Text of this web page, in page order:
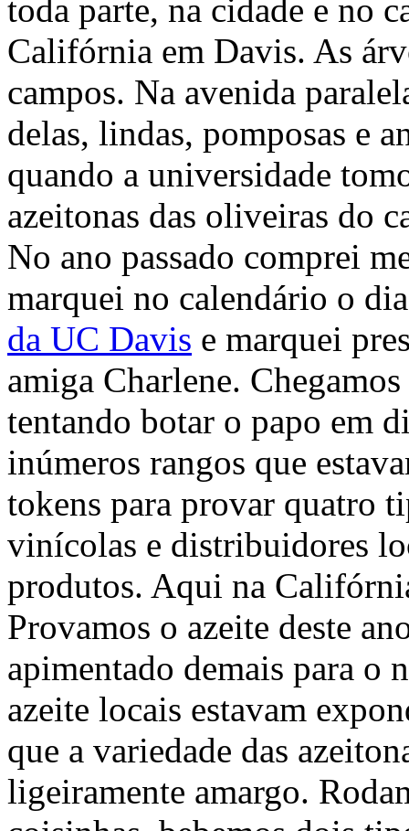
toda parte, na cidade e no
Califórnia em Davis. As
campos. Na avenida
delas, lindas, pomposas e
quando a universidade
azeitonas das oliveiras do
No ano passado comprei
marquei no calendário o
da UC Davis e marquei
amiga Charlene.
tentando botar o papo em
inúmeros rangos que
tokens para provar quatro
vinícolas e distribuidores
produtos. Aqui na
Provamos o azeite deste
apimentado demais para o
azeite locais estavam
que a variedade das
ligeiramente amargo.